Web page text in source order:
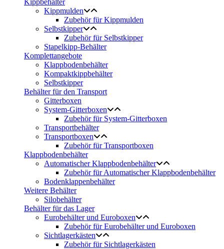
Kippbehälter
Kippmulden
Zubehör für Kippmulden
Selbstkipper
Zubehör für Selbstkipper
Stapelkipp-Behälter
Komplettangebote
Klappbodenbehälter
Kompaktkippbehälter
Selbstkipper
Behälter für den Transport
Gitterboxen
System-Gitterboxen
Zubehör für System-Gitterboxen
Transportbehälter
Transportboxen
Zubehör für Transportboxen
Klappbodenbehälter
Automatischer Klappbodenbehälter
Zubehör für Automatischer Klappbodenbehälter
Bodenklappenbehälter
Weitere Behälter
Silobehälter
Behälter für das Lager
Eurobehälter und Euroboxen
Zubehör für Eurobehälter und Euroboxen
Sichtlagerkästen
Zubehör für Sichtlagerkästen